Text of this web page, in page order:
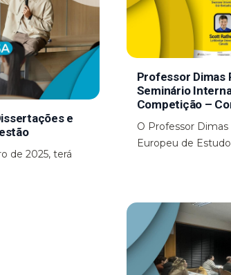
Professor
Seminário
Competição –
O Professor
Europeu de
e
de 2025, terá